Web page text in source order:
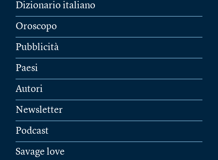
Dizionario italiano
Oroscopo
Pubblicità
Paesi
Autori
Newsletter
Podcast
Savage love